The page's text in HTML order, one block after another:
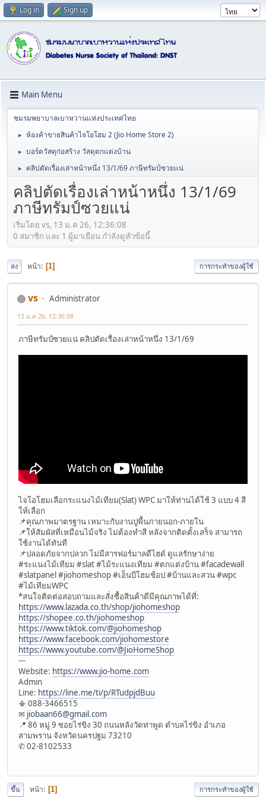
Log in Sign up
Main Menu
ชมรมพยาบาลเบาหวานแห่งประเทศไทย
► ห้องค้าขายสินค้าไจโอโฮม 2 (Jio Home Store 2)
► บอร์ดวัสดุก่อสร้าง วัสดุตกแต่งบ้าน
► คลิปตัดเรื่องเล่าหน้าหนึ่ง 13/1/69 ภาษีทรัมป์ซวยแน่
คลิปตัดเรื่องเล่าหน้าหนึ่ง 13/1/69
ภาษีทรัมป์ซวยแน่
เริ่มโดย vs, 13 ม.ค 26, 12:36:08
0 สมาชิก และ 1 ผู้มาเยือน กำลังดูหัวข้อนี้
ลง หน้า 1 การกระทำของผู้ใช้
vs Administrator
13 ม.ค 26, 12:36:08
ภาษีทรัมป์ซวยแน่ คลิปตัดเรื่องเล่าหน้าหนึ่ง 13/1/69
ไจโอโฮมเลือกระแนงไม้เทียม(Slat) WPC มาให้ท่านได้ใช้ 3 แบบ 4 สี
ให้เลือก
📌คุณภาพมาตรฐาน เหมาะกับงานปูพื้นภายนอก-ภายใน
📌ให้สัมผัสที่เหมือนไม้จริง ไม่ต้องทำสี หลังจากติดตั้งเสร็จ สามารถ
ใช้งานได้ทันที
📌ปลอดภัยจากปลวก ไม่มีสารฟอร์มาลดีไฮด์ ดูแลรักษาง่าย
#ระแนงไม้เทียม #slat #ไม้ระแนงเทียม #ตกแต่งบ้าน #facadewall
#slatpanel #jiohomeshop #เอ็นบีโฮมช้อป #บ้านและสวน #wpc
#ไม้เทียมWPC
*สนใจติดต่อสอบถามและสั่งซื้อสินค้าดีมีคุณภาพได้ที่:
https://www.lazada.co.th/shop/jiohomeshop
https://shopee.co.th/jiohomeshop
https://www.tiktok.com/@jiohomeshop
https://www.facebook.com/jiohomestore
https://www.youtube.com/@JioHomeShop
---
Website: https://www.jio-home.com
Admin
Line: https://line.me/ti/p/RTudpjdBuu
📳 088-3466515
✉ jiobaan66@gmail.com
📍 86 หมู่ 9 ซอยไร่ขิง 30 ถนนหลังวัดท่าพูด ตำบลไร่ขิง อำเภอ
สามพราน จังหวัดนครปฐม 73210
✆ 02-8102533
ขึ้น หน้า 1 การกระทำของผู้ใช้